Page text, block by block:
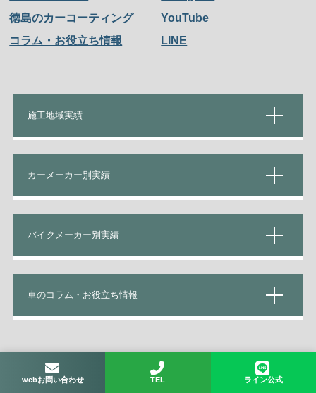
webお問い合わせ TEL ライン公式
徳島のカーコーティング
コラム・お役立ち情報
YouTube
LINE
施工地域実績
カーメーカー別実績
バイクメーカー別実績
車のコラム・お役立ち情報
徳島カーコーティング専門店SOUP All Rights Reserved